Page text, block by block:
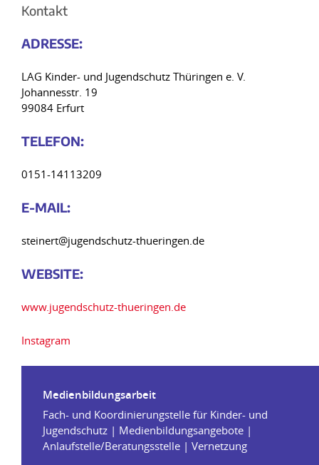
Kontakt
ADRESSE:
LAG Kinder- und Jugendschutz Thüringen e. V.
Johannesstr. 19
99084 Erfurt
TELEFON:
0151-14113209
E-MAIL:
steinert@jugendschutz-thueringen.de
WEBSITE:
www.jugendschutz-thueringen.de
Instagram
Medienbildungsarbeit
Fach- und Koordinierungstelle für Kinder- und
Jugendschutz | Medienbildungsangebote |
Anlaufstelle/Beratungsstelle | Vernetzung